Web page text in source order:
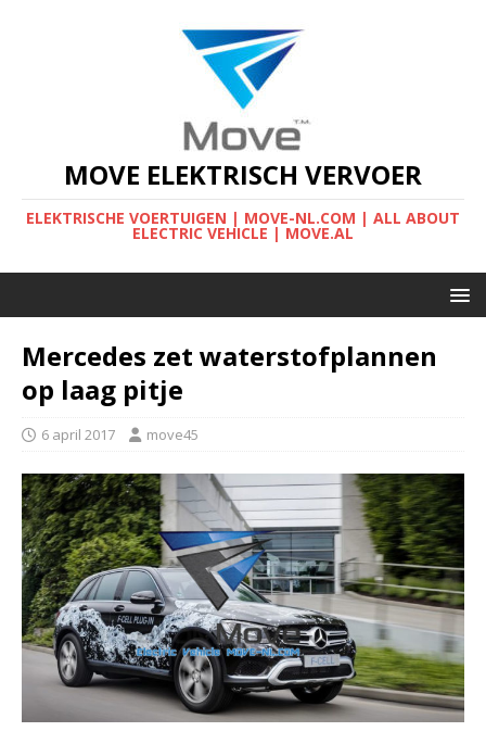
MOVE ELEKTRISCH VERVOER
ELEKTRISCHE VOERTUIGEN | MOVE-NL.COM | ALL ABOUT
ELECTRIC VEHICLE | MOVE.AL
Mercedes zet waterstofplannen
op laag pitje
6 april 2017 move45